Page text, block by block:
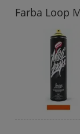
Farba Loop